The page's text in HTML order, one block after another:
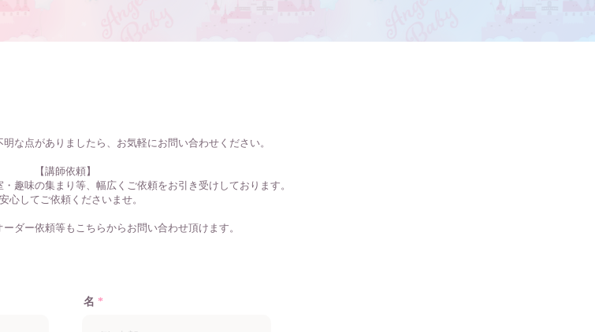
な点がありましたら、お気軽にお問い合わせください。
【講師依頼】
趣味の集まり等、幅広くご依頼をお引き受けしております。
心してご依頼くださいませ。
ダー依頼等もこちらからお問い合わせ頂けます。
名